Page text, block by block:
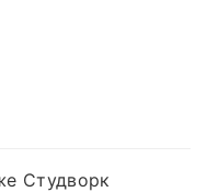
Студворк